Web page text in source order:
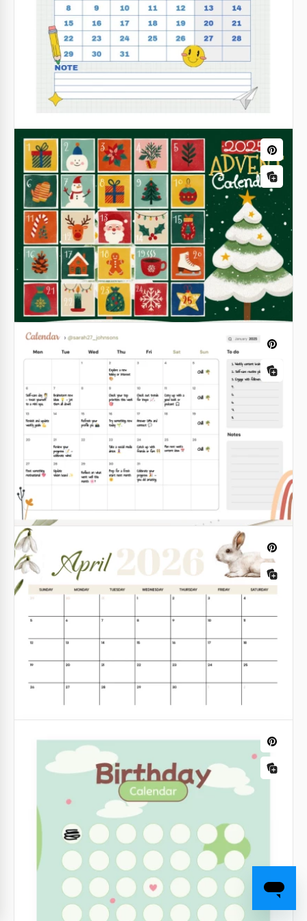
Calendrier du semestre 2025-2026
Google Slides
2025-2026 Calendrier lumineux
Vous cherchez une idée de business ou vous voulez
simplement vous faire un calendrier pour 2023?
de Calendrier Lumineux 2023.
Calendrier de l'Avent de Noël illustratif
paysage
Google Slides